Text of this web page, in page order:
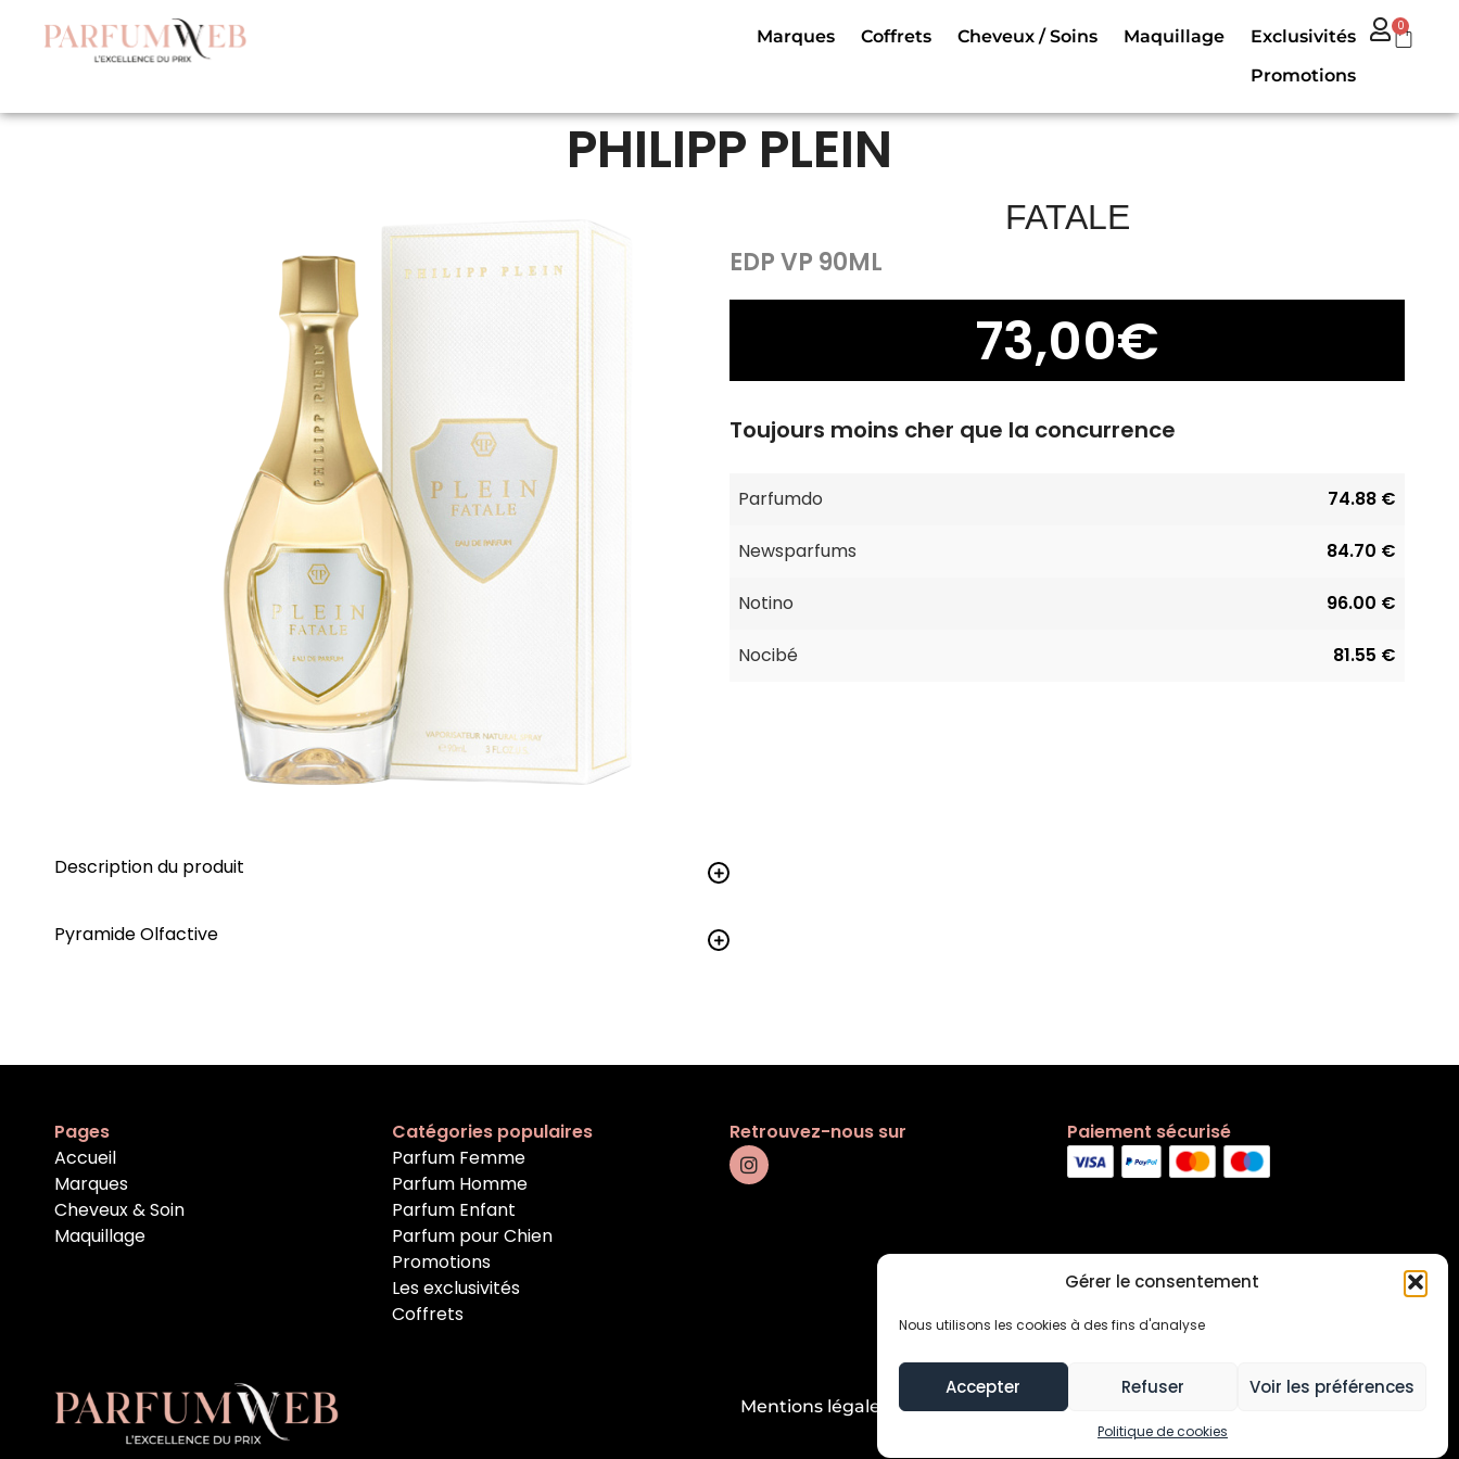
Gérer le consentement
Nous utilisons les cookies à des fins d'analyse
Accepter Refuser Voir les préférences
Politique de cookies
Marques Coffrets Cheveux / Soins Maquillage
Exclusivités
Promotions
0
PHILIPP PLEIN
Description du produit
Pyramide Olfactive
FATALE
EDP VP 90ML
73,00€
Toujours moins cher que la concurrence
Parfumdo 74.88 €
Newsparfums 84.70 €
Notino 96.00 €
Nocibé 81.55 €
Pages
Accueil
Marques
Cheveux & Soin
Maquillage
Catégories populaires
Parfum Femme
Parfum Homme
Parfum Enfant
Parfum pour Chien
Promotions
Les exclusivités
Coffrets
Retrouvez-nous sur Paiement sécurisé
Mentions légales Conditions générales